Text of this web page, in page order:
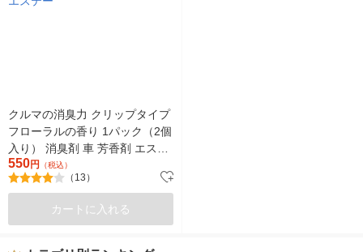
クルマの消臭力 クリップタイプ
フローラルの香り 1パック（2個
入り） 消臭剤 車 芳香剤 エステ
ー
550円 （税込）
（13）
カートに入れる